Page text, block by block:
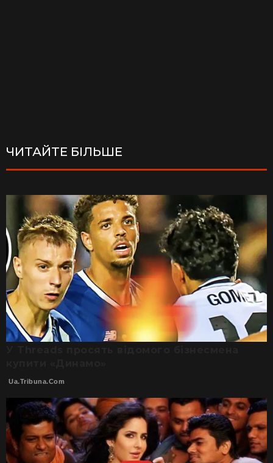
ЧИТАЙТЕ БІЛЬШЕ